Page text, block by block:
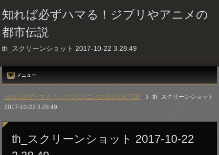
知れば必ずハマる！ジブリやアニメの
都市伝説
th_スクリーンショット 2017-10-22 3.28.49
メニュー
知れば必ずハマる！ジブリやアニメの都市伝説 TOP
th_スクリーンショット
2017-10-22 3.28.49
th_スクリーンショット 2017-10-22